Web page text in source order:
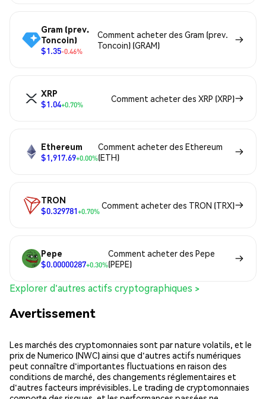
Gram (prev.
Toncoin)
$1.35-0.46%
Comment acheter des Gram (prev.
Toncoin) (GRAM)
XRP
$1.04+0.70%
Comment acheter des XRP (XRP)
Ethereum
$1,917.69+0.00%
Comment acheter des Ethereum
(ETH)
TRON
$0.329781+0.70%
Comment acheter des TRON (TRX)
Pepe
$0.00000287+0.30%
Comment acheter des Pepe
(PEPE)
Explorer d'autres actifs cryptographiques >
Avertissement
Les marchés des cryptomonnaies sont par nature volatils, et le
prix de Numerico (NWC) ainsi que d'autres actifs numériques
peut connaître d'importantes fluctuations en raison des
conditions de marché, des changements réglementaires et
d'autres facteurs imprévisibles. Le trading de cryptomonnaies